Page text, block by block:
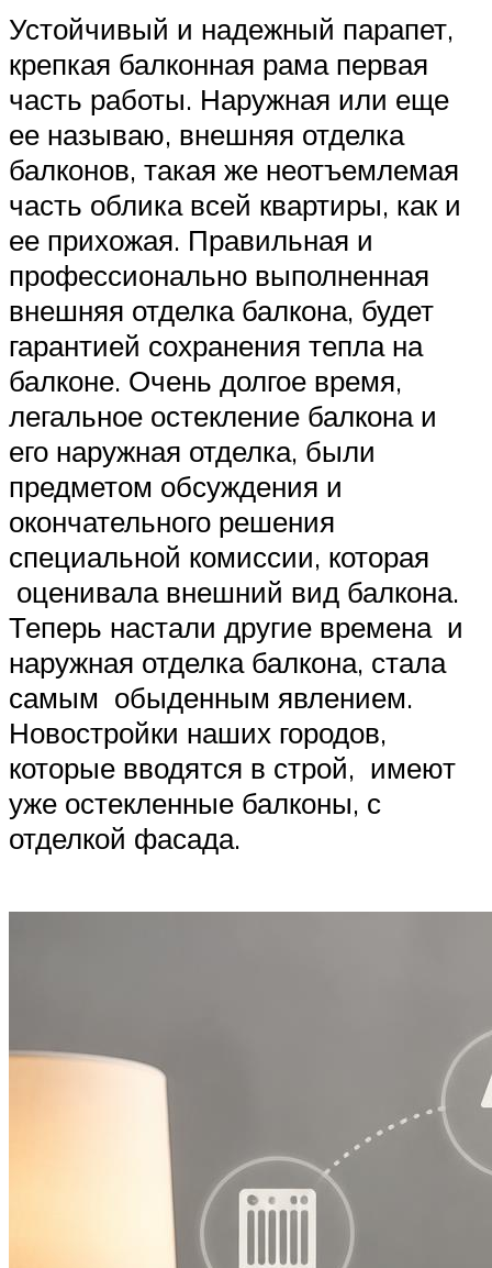
Устойчивый и надежный парапет,
крепкая балконная рама первая
часть работы. Наружная или еще
ее называю, внешняя отделка
балконов, такая же неотъемлемая
часть облика всей квартиры, как и
ее прихожая. Правильная и
профессионально выполненная
внешняя отделка балкона, будет
гарантией сохранения тепла на
балконе. Очень долгое время,
легальное остекление балкона и
его наружная отделка, были
предметом обсуждения и
окончательного решения
специальной комиссии, которая
оценивала внешний вид балкона.
Теперь настали другие времена и
наружная отделка балкона, стала
самым обыденным явлением.
Новостройки наших городов,
которые вводятся в строй, имеют
уже остекленные балконы, с
отделкой фасада.